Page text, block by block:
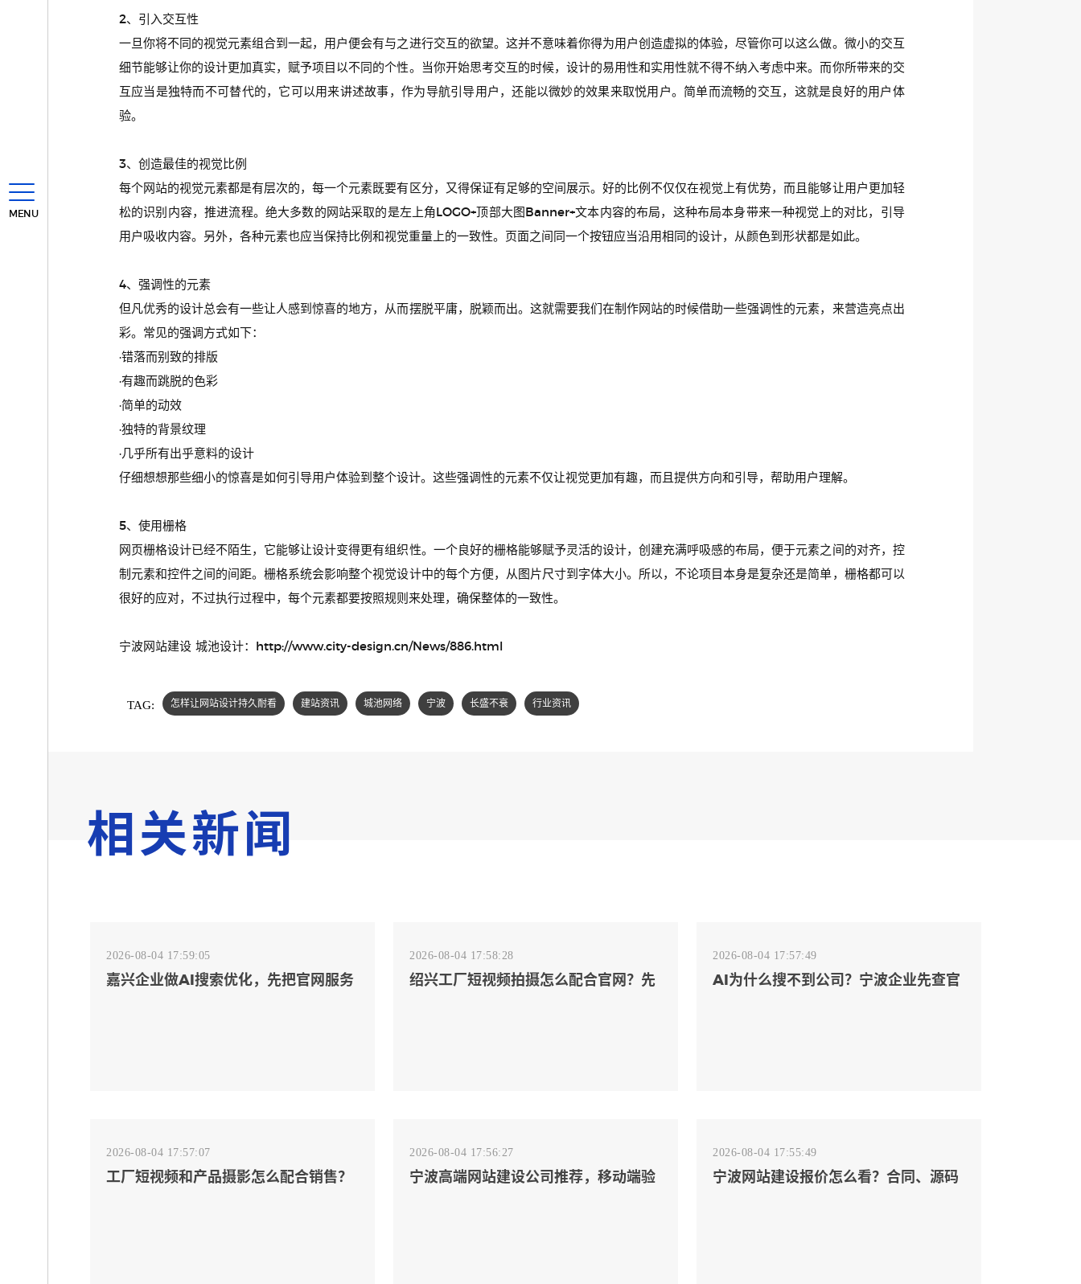
MENU
2、引入交互性
一旦你将不同的视觉元素组合到一起，用户便会有与之进行交互的欲望。这并不意味着你得为用户创造虚拟的体验，尽管你可以这么做。微小的交互
细节能够让你的设计更加真实，赋予项目以不同的个性。当你开始思考交互的时候，设计的易用性和实用性就不得不纳入考虑中来。而你所带来的交
互应当是独特而不可替代的，它可以用来讲述故事，作为导航引导用户，还能以微妙的效果来取悦用户。简单而流畅的交互，这就是良好的用户体
验。
3、创造最佳的视觉比例
每个网站的视觉元素都是有层次的，每一个元素既要有区分，又得保证有足够的空间展示。好的比例不仅仅在视觉上有优势，而且能够让用户更加轻
松的识别内容，推进流程。绝大多数的网站采取的是左上角LOGO+顶部大图Banner+文本内容的布局，这种布局本身带来一种视觉上的对比，引导
用户吸收内容。另外，各种元素也应当保持比例和视觉重量上的一致性。页面之间同一个按钮应当沿用相同的设计，从颜色到形状都是如此。
4、强调性的元素
但凡优秀的设计总会有一些让人感到惊喜的地方，从而摆脱平庸，脱颖而出。这就需要我们在制作网站的时候借助一些强调性的元素，来营造亮点出
彩。常见的强调方式如下：
·错落而别致的排版
·有趣而跳脱的色彩
·简单的动效
·独特的背景纹理
·几乎所有出乎意料的设计
仔细想想那些细小的惊喜是如何引导用户体验到整个设计。这些强调性的元素不仅让视觉更加有趣，而且提供方向和引导，帮助用户理解。
5、使用栅格
网页栅格设计已经不陌生，它能够让设计变得更有组织性。一个良好的栅格能够赋予灵活的设计，创建充满呼吸感的布局，便于元素之间的对齐，控
制元素和控件之间的间距。栅格系统会影响整个视觉设计中的每个方便，从图片尺寸到字体大小。所以，不论项目本身是复杂还是简单，栅格都可以
很好的应对，不过执行过程中，每个元素都要按照规则来处理，确保整体的一致性。
宁波网站建设 城池设计：http://www.city-design.cn/News/886.html
TAG: 怎样让网站设计持久耐看 建站资讯 城池网络 宁波 长盛不衰 行业资讯
相关新闻
2026-08-04 17:59:05
嘉兴企业做AI搜索优化，先把官网服务
2026-08-04 17:58:28
绍兴工厂短视频拍摄怎么配合官网？先
2026-08-04 17:57:49
AI为什么搜不到公司？宁波企业先查官
2026-08-04 17:57:07
工厂短视频和产品摄影怎么配合销售？
2026-08-04 17:56:27
宁波高端网站建设公司推荐，移动端验
2026-08-04 17:55:49
宁波网站建设报价怎么看？合同、源码